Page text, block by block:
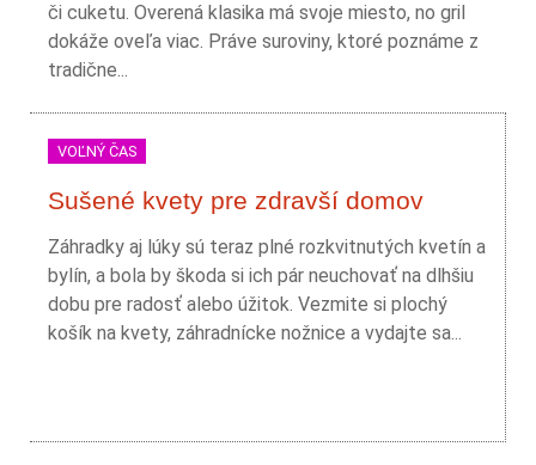
či cuketu. Overená klasika má svoje miesto, no gril
dokáže oveľa viac. Práve suroviny, ktoré poznáme z
tradične...
VOĽNÝ ČAS
Sušené kvety pre zdravší domov
Záhradky aj lúky sú teraz plné rozkvitnutých kvetín a
bylín, a bola by škoda si ich pár neuchovať na dlhšiu
dobu pre radosť alebo úžitok. Vezmite si plochý
košík na kvety, záhradnícke nožnice a vydajte sa...